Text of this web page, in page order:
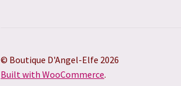
© Boutique D'Angel-Elfe 2026
Built with WooCommerce.